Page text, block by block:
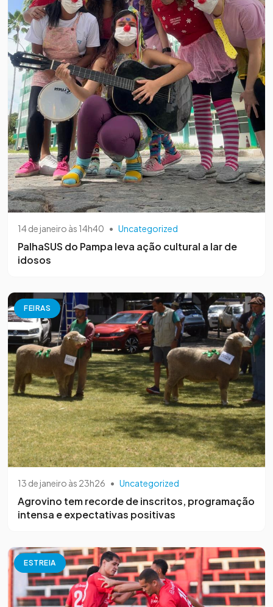
14 de janeiro às 14h40 • Uncategorized
PalhaSUS do Pampa leva ação cultural a lar de
idosos
FEIRAS
13 de janeiro às 23h26 • Uncategorized
Agrovino tem recorde de inscritos, programação
intensa e expectativas positivas
ESTREIA